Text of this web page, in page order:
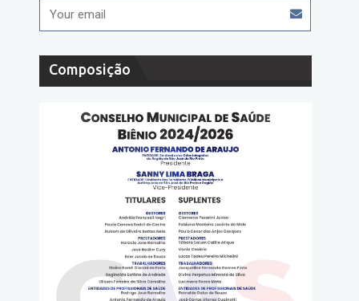
Composição